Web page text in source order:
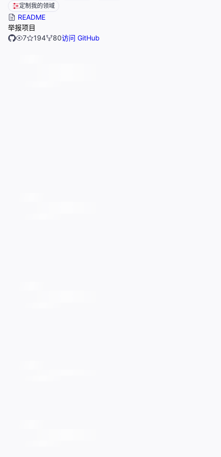
定制我的领域
README
举报项目
7
194 80访问 GitHub